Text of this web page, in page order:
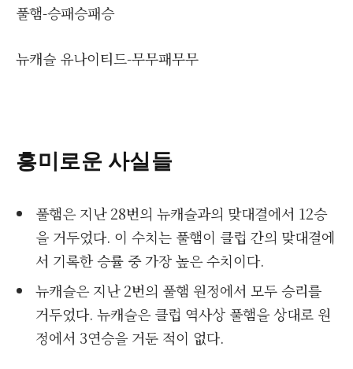
풀햄-승패승패승
뉴캐슬 유나이티드-무무패무무
흥미로운 사실들
풀햄은 지난 28번의 뉴캐슬과의 맞대결에서 12승
을 거두었다. 이 수치는 풀햄이 클럽 간의 맞대결에
서 기록한 승률 중 가장 높은 수치이다.
뉴캐슬은 지난 2번의 풀햄 원정에서 모두 승리를
거두었다. 뉴캐슬은 클럽 역사상 풀햄을 상대로 원
정에서 3연승을 거둔 적이 없다.